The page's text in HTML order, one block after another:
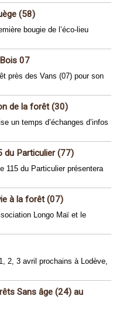
(58)
bougie de l’éco-lieu
07
près des Vans (07) pour son
de la forêt (30)
un temps d’échanges d’infos
du Particulier (77)
115 du Particulier présentera
à la forêt (07)
Longo Maï et le
2, 3 avril prochains à Lodève,
Sans âge (24) au